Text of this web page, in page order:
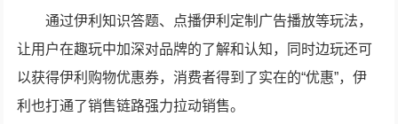
通过伊利知识答题、点播伊利定制广告播放等玩法，
让用户在趣玩中加深对品牌的了解和认知，同时边玩还可
以获得伊利购物优惠券，消费者得到了实在的“优惠”，伊
利也打通了销售链路强力拉动销售。